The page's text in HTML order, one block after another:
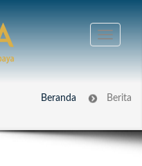
Beranda Berita